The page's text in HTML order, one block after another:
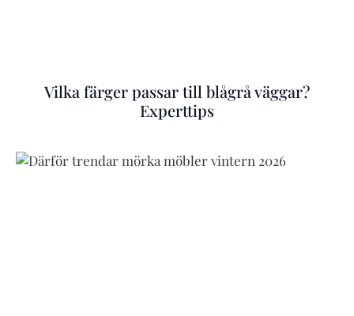
Vilka färger passar till blågrå väggar?
Experttips